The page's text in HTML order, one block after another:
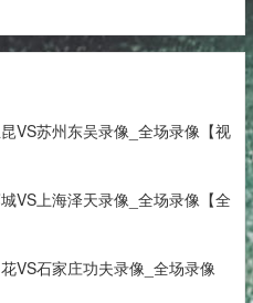
VS苏州东吴录像_全场录像【视
VS上海泽天录像_全场录像【全
VS石家庄功夫录像_全场录像